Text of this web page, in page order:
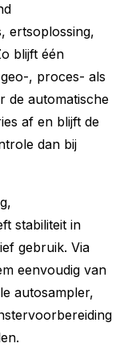
ertsoplossing,
blijft één
, proces- als
de automatische
af en blijft de
dan bij
stabiliteit in
gebruik. Via
eenvoudig van
autosampler,